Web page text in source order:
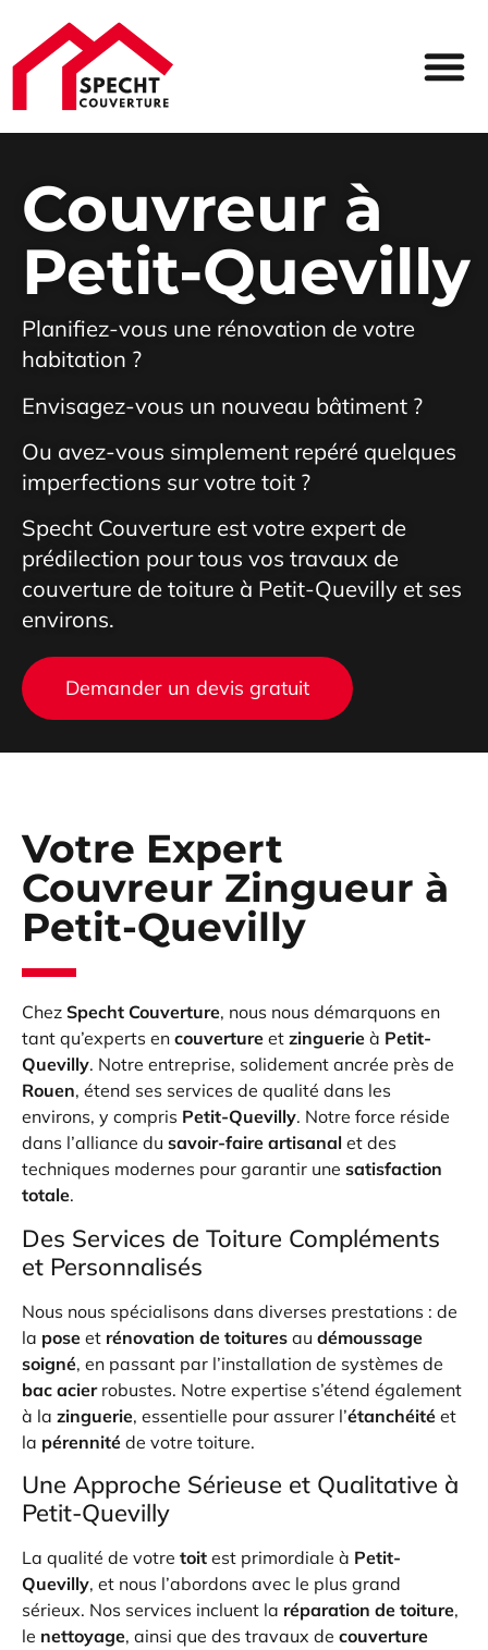
Couvreur à
Petit-Quevilly
Planifiez-vous une rénovation de votre
habitation ?
Envisagez-vous un nouveau bâtiment ?
Ou avez-vous simplement repéré quelques
imperfections sur votre toit ?
Specht Couverture est votre expert de
prédilection pour tous vos travaux de
couverture de toiture à Petit-Quevilly et ses
environs.
Demander un devis gratuit
Votre Expert
Couvreur Zingueur à
Petit-Quevilly
Chez Specht Couverture, nous nous démarquons en
tant qu’experts en couverture et zinguerie à Petit-
Quevilly. Notre entreprise, solidement ancrée près de
Rouen, étend ses services de qualité dans les
environs, y compris Petit-Quevilly. Notre force réside
dans l’alliance du savoir-faire artisanal et des
techniques modernes pour garantir une satisfaction
totale.
Des Services de Toiture Compléments
et Personnalisés
Nous nous spécialisons dans diverses prestations : de
la pose et rénovation de toitures au démoussage
soigné, en passant par l’installation de systèmes de
bac acierrobustes. Notre expertise s’étend également
à la zinguerie, essentielle pour assurer l’étanchéité et
la pérennité de votre toiture.
Une Approche Sérieuse et Qualitative à
Petit-Quevilly
La qualité de votre toit est primordiale à Petit-
Quevilly, et nous l’abordons avec le plus grand
sérieux. Nos services incluent la réparation de toiture,
le nettoyage, ainsi que des travaux de couverture